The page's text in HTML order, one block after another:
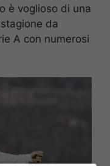
è voglioso di una
da
A con numerosi